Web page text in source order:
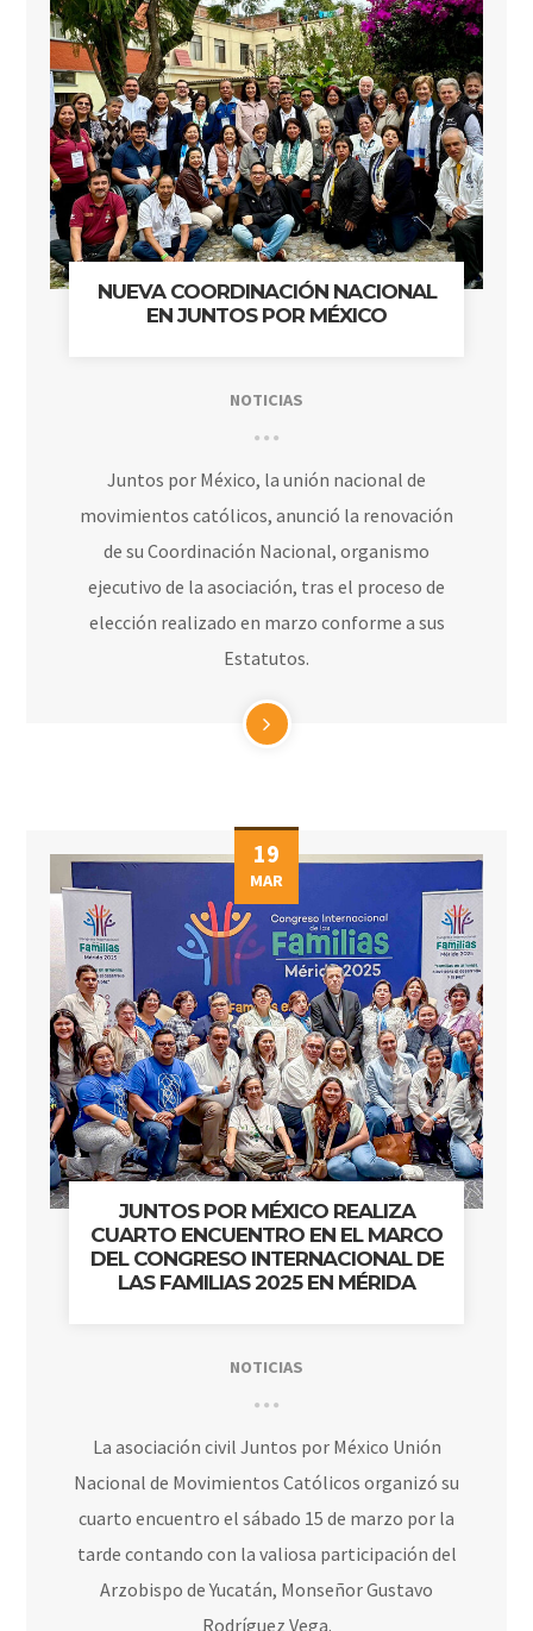
NUEVA COORDINACIÓN NACIONAL
EN JUNTOS POR MÉXICO
NOTICIAS
Juntos por México, la unión nacional de
movimientos católicos, anunció la renovación
de su Coordinación Nacional, organismo
ejecutivo de la asociación, tras el proceso de
elección realizado en marzo conforme a sus
Estatutos.
19
MAR
JUNTOS POR MÉXICO REALIZA
CUARTO ENCUENTRO EN EL MARCO
DEL CONGRESO INTERNACIONAL DE
LAS FAMILIAS 2025 EN MÉRIDA
NOTICIAS
La asociación civil Juntos por México Unión
Nacional de Movimientos Católicos organizó su
cuarto encuentro el sábado 15 de marzo por la
tarde contando con la valiosa participación del
Arzobispo de Yucatán, Monseñor Gustavo
Rodríguez Vega.